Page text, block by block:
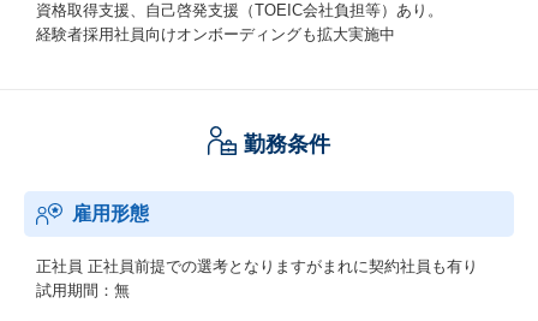
資格取得支援、自己啓発支援（TOEIC会社負担等）あり。
経験者採用社員向けオンボーディングも拡大実施中
勤務条件
雇用形態
正社員 正社員前提での選考となりますがまれに契約社員も有り
試用期間：無